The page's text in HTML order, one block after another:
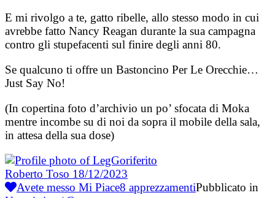
E mi rivolgo a te, gatto ribelle, allo stesso modo in cui
avrebbe fatto Nancy Reagan durante la sua campagna
contro gli stupefacenti sul finire degli anni 80.
Se qualcuno ti offre un Bastoncino Per Le Orecchie…
Just Say No!
(In copertina foto d’archivio un po’ sfocata di Moka
mentre incombe su di noi da sopra il mobile della sala,
in attesa della sua dose)
Roberto Toso 18/12/2023
Avete messo Mi Piace8 apprezzamentiPubblicato in